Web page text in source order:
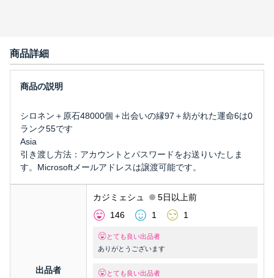
商品詳細
シロネン＋原石48000個＋出会いの縁97＋紡がれた運命6は0
ランク55です
Asia
引き渡し方法：アカウントとパスワードをお送りいたしま
す。Microsoftメールアドレスは譲渡可能です。
出品者
カジミェシュ
5日以上前
146
1 1
とても良い出品者
ありがとうございます
とても良い出品者